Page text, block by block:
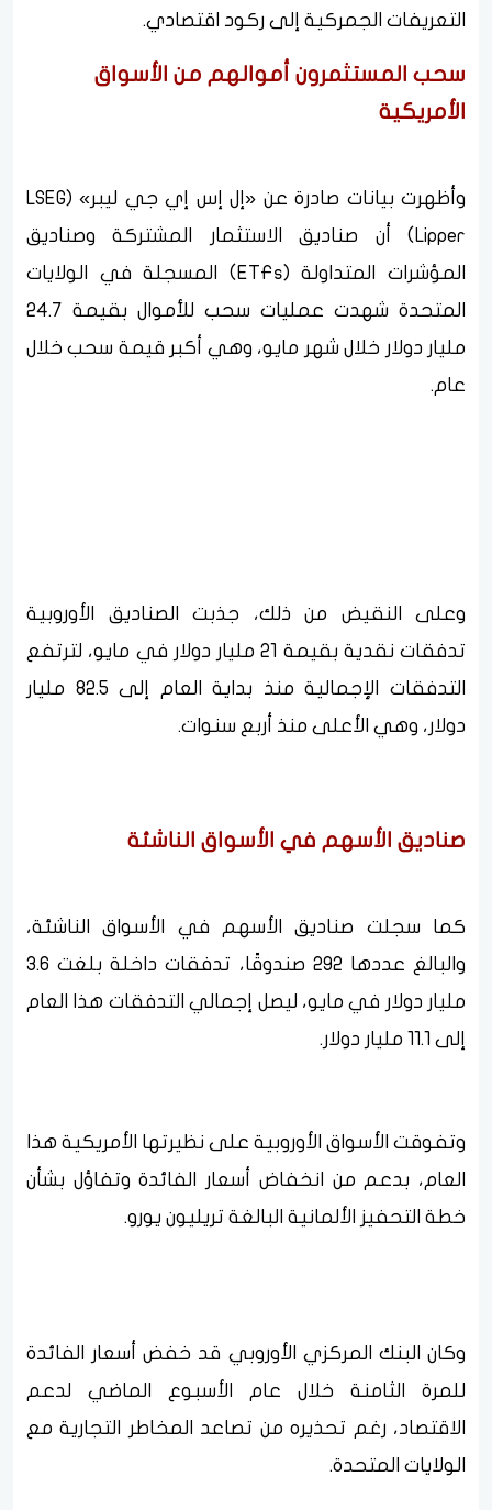
التعريفات الجمركية إلى ركود اقتصادي.
سحب المستثمرون أموالهم من الأسواق
الأمريكية
وأظهرت بيانات صادرة عن «إل إس إي جي ليبر» (LSEG
Lipper) أن صناديق الاستثمار المشتركة وصناديق
المؤشرات المتداولة (ETFs) المسجلة في الولايات
المتحدة شهدت عمليات سحب للأموال بقيمة 24.7
مليار دولار خلال شهر مايو، وهي أكبر قيمة سحب خلال
عام.
وعلى النقيض من ذلك، جذبت الصناديق الأوروبية
تدفقات نقدية بقيمة 21 مليار دولار في مايو، لترتفع
التدفقات الإجمالية منذ بداية العام إلى 82.5 مليار
دولار، وهي الأعلى منذ أربع سنوات.
صناديق الأسهم في الأسواق الناشئة
كما سجلت صناديق الأسهم في الأسواق الناشئة،
والبالغ عددها 292 صندوقًا، تدفقات داخلة بلغت 3.6
مليار دولار في مايو، ليصل إجمالي التدفقات هذا العام
إلى 11.1 مليار دولار.
وتفوقت الأسواق الأوروبية على نظيرتها الأمريكية هذا
العام، بدعم من انخفاض أسعار الفائدة وتفاؤل بشأن
خطة التحفيز الألمانية البالغة تريليون يورو.
وكان البنك المركزي الأوروبي قد خفض أسعار الفائدة
للمرة الثامنة خلال عام الأسبوع الماضي لدعم
الاقتصاد، رغم تحذيره من تصاعد المخاطر التجارية مع
الولايات المتحدة.